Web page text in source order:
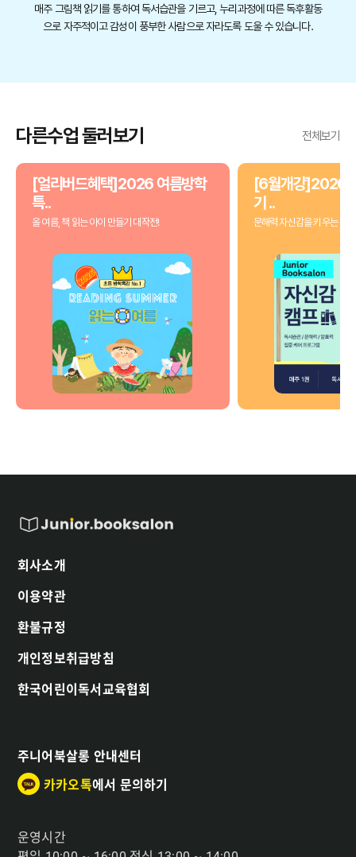
매주 그림책 읽기를 통하여 독서습관을 기르고, 누리과정에 따른 독후활동
으로 자주적이고 감성이 풍부한 사람으로 자라도록 도울 수 있습니다.
다른수업 둘러보기 전체보기
[얼리버드혜택]2026 여름방학
특..
올 여름, 책 읽는 아이 만들기 대작전!
[6월개강]2026
기 ..
문해력 자신감을 키우는 3개
회사소개
이용약관
환불규정
개인정보취급방침
한국어린이독서교육협회
주니어북살롱 안내센터
카카오톡에서 문의하기
운영시간